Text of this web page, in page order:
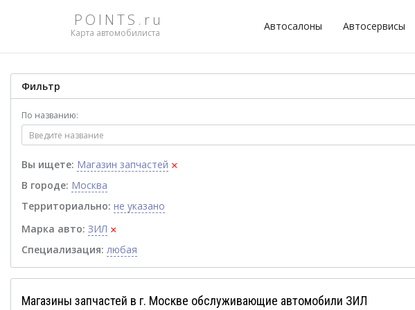
POINTS.ru
Карта автомобилиста
Автосалоны Автосервисы
Фильтр
По названию:
Вы ищете: Магазин запчастей ×
В городе: Москва
Территориально: не указано
Марка авто: ЗИЛ ×
Специализация: любая
Магазины запчастей в г. Москве обслуживающие автомобили ЗИЛ